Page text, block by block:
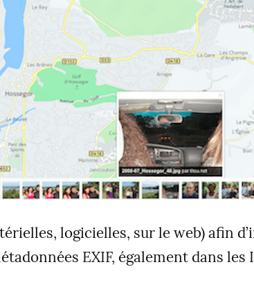
logicielles, sur le web) afin
EXIF, également dans